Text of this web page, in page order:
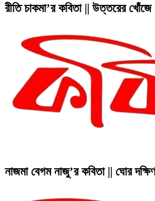
রীতি চাকমা’র কবিতা || উত্তরের খোঁজে
নাজমা বেগম নাজু’র কবিতা || ঘোর